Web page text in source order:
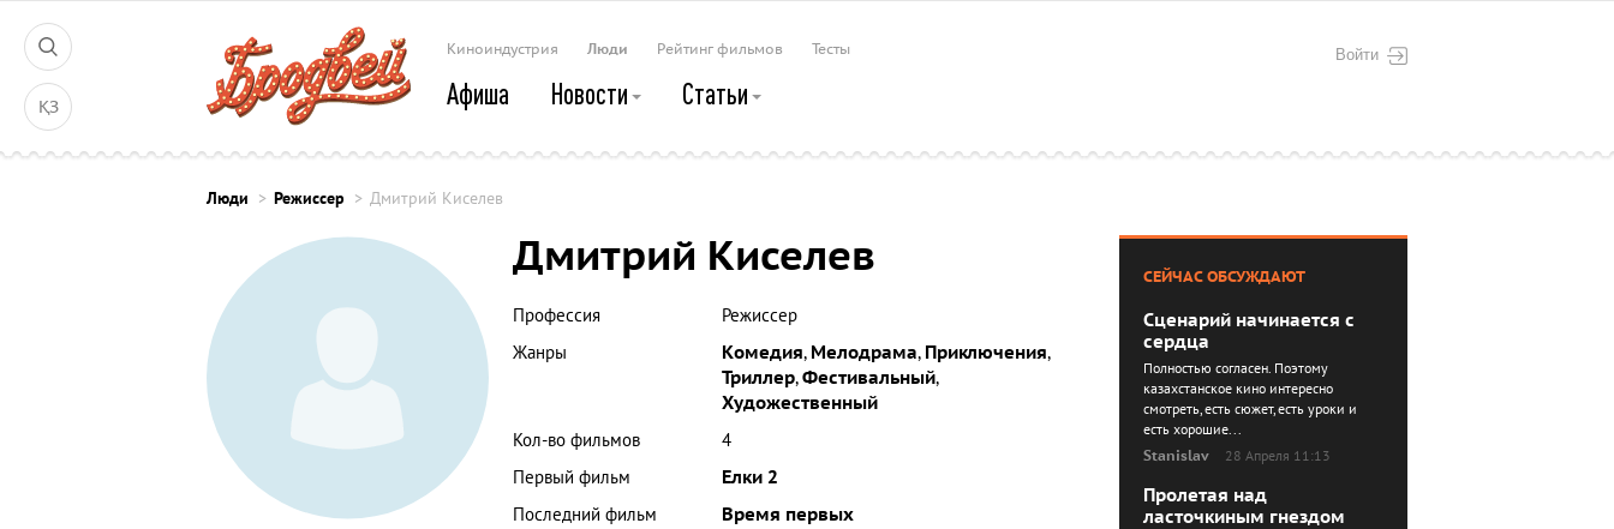
ҚЗ
Войти
Киноиндустрия Люди Рейтинг фильмов Тесты
Афиша Новости Статьи
Люди Режиссер Дмитрий Киселев
Дмитрий Киселев
Профессия
Режиссер
Жанры
Комедия, Мелодрама, Приключения,
Триллер,Фестивальный,
Художественный
Кол-во фильмов
4
Первый фильм
Елки 2
Последний фильм
Время первых
СЕЙЧАС ОБСУЖДАЮТ
Сценарий начинается с
сердца
Полностью согласен. Поэтому
казахстанское кино интересно
смотреть, есть сюжет, есть уроки и
есть хорошие...
Stanislav
28 Апреля 11:13
Пролетая над
ласточкиным гнездом